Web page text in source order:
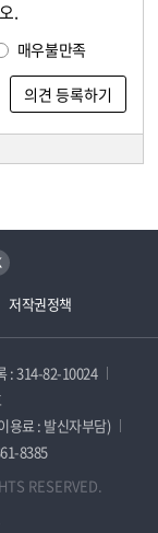
.
매우불만족
저작권정책
: 314-82-10024
용료 : 발신자부담)
8385
RESERVED.